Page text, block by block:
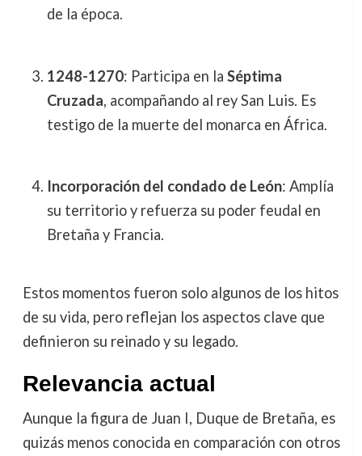
de la época.
1248-1270: Participa en la Séptima
Cruzada, acompañando al rey San Luis. Es
testigo de la muerte del monarca en África.
Incorporación del condado de León: Amplía
su territorio y refuerza su poder feudal en
Bretaña y Francia.
Estos momentos fueron solo algunos de los hitos
de su vida, pero reflejan los aspectos clave que
definieron su reinado y su legado.
Relevancia actual
Aunque la figura de Juan I, Duque de Bretaña, es
quizás menos conocida en comparación con otros